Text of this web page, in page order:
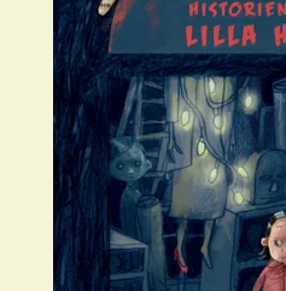
FAQ
För bibliotek